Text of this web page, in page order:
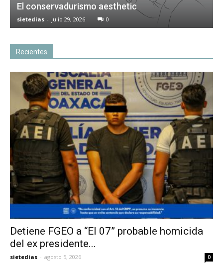
El conservadurismo aesthetic
sietedias - julio 29, 2026 0
Recientes
Detiene FGEO a “El 07” probable homicida
del ex presidente...
sietedias - agosto 5, 2026 0